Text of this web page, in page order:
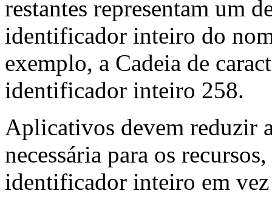
restantes representam um
identificador inteiro do
exemplo, a Cadeia de
identificador inteiro 258.
Aplicativos devem reduzir
necessária para os
identificador inteiro em